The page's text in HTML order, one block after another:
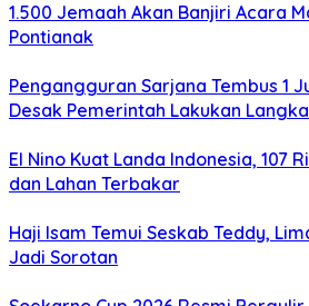
1.500 Jemaah Akan Banjiri Acara
Pontianak
Pengangguran Sarjana Tembus 1
Desak Pemerintah Lakukan
El Nino Kuat Landa Indonesia, 107
dan Lahan Terbakar
Haji Isam Temui Seskab Teddy,
Jadi Sorotan